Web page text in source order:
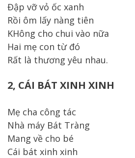
Đập vỡ vỏ ốc xanh
Rồi ôm lấy nàng tiên
KHông cho chui vào nữa
Hai mẹ con từ đó
Rất là thương yêu nhau.
2, CÁI BÁT XINH XINH
Mẹ cha công tác
Nhà máy Bát Tràng
Mang về cho bé
Cái bát xinh xinh